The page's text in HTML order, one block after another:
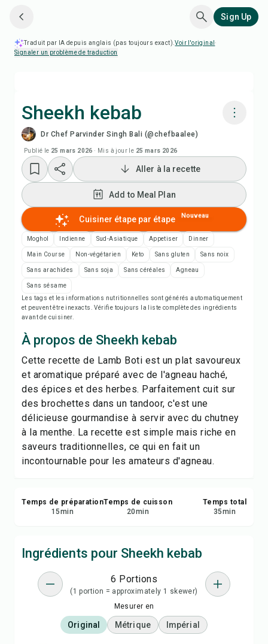
Sign Up
Traduit par IA depuis anglais (pas toujours exact).Voir l'original ·
Signaler un problème de traduction
Sheekh kebab
Dr Chef Parvinder Singh Bali (@chefbaalee)
Publié le 25 mars 2026 · Mis à jour le 25 mars 2026
Add to Meal Plan
Add to Shopping List
Notes de recette
Imprimer la recette
Enregistrer
Partager
Aller à la recette
Add to Meal Plan
Cuisiner étape par étape Nouveau
Moghol Indienne Sud-Asiatique Appetiser Dinner
Main Course Non-végétarien Keto Sans gluten Sans noix
Sans arachides Sans soja Sans céréales Agneau
Sans sésame
Les tags et les informations nutritionnelles sont générés automatiquement
et peuvent être inexacts. Vérifie toujours la liste complète des ingrédients
avant de cuisiner.
À propos de Sheekh kebab
Cette recette de Lamb Boti est un plat savoureux
et aromatique préparé avec de l'agneau haché,
des épices et des herbes. Parfaitement cuit sur
des brochettes dans un tandoor, c'est une
délicieuse gourmandise à servir avec du chutney
à la menthe. La recette est simple mais riche en
saveurs traditionnelles, ce qui en fait un
incontournable pour les amateurs d'agneau.
Temps de préparation
15min
Temps de cuisson
20min
Temps total
35min
Ingrédients pour Sheekh kebab
6 Portions
(1 portion = approximately 1 skewer)
Mesurer en
Original Métrique Impérial